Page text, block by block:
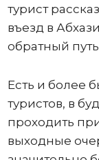
турист
въезд в
обратный
Есть и более
туристов, в
проходить
выходные